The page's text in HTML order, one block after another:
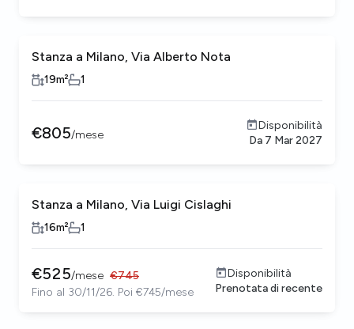
Stanza a Milano, Via Alberto Nota
19m² 1
€805/mese
Disponibilità
Da 7 Mar 2027
Stanza a Milano, Via Luigi Cislaghi
16m² 1
€525/mese €745
Fino al 30/11/26. Poi €745/mese
Disponibilità
Prenotata di recente